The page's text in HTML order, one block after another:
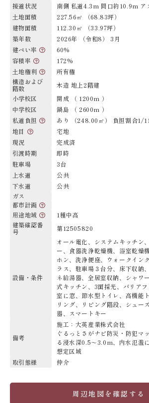
接道状況
南側 私道4.3m 間口約10.9m ア
土地面積
227.56㎡ （68.83坪）
建物面積
112.30㎡ （33.97坪）
築年数
2026年 （令和8） 3月
建ぺい率
60%
容積率
172%
土地権利
所有権
構造および
階数
木造 地上2階建
小学校区
開成 （ 1200m ）
中学校区
鍋島 （ 2600m ）
私道負担
あり （248.00㎡） 負担割合1/11
地目
宅地
現況
完成済
引渡時期
即時
駐車場
3台
上水道
公共
下水道
公共
ガス
都市計画
用途地域
1種中高
建築確認番
号
第12505820
設備・条件
オール電化、システムキッチン
ー、食器洗浄乾燥機、浴室乾燥
ホン、洗浄便座、ウォークイン
ラス、駐車場３台分、床下収納
ネ給湯器、全居室収納、シャワ
式キッチン、3面採光、バリア
室に窓、節水型トイレ、高機能
リング、リビング階段、シュー
器、スマートキー
備考
施工：大英産業株式会社
ぐるっとさがナビ防災・防犯マ
る浸水深0.5～3.0m、内水氾濫
想定区域
取引態様
仲介
周辺地図を確認する